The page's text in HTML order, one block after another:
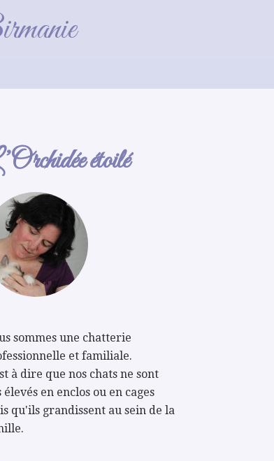
étoilé
sommes une chatterie
et familiale.
à dire que nos chats ne sont
élevés en enclos ou en cages
qu'ils grandissent au sein de la